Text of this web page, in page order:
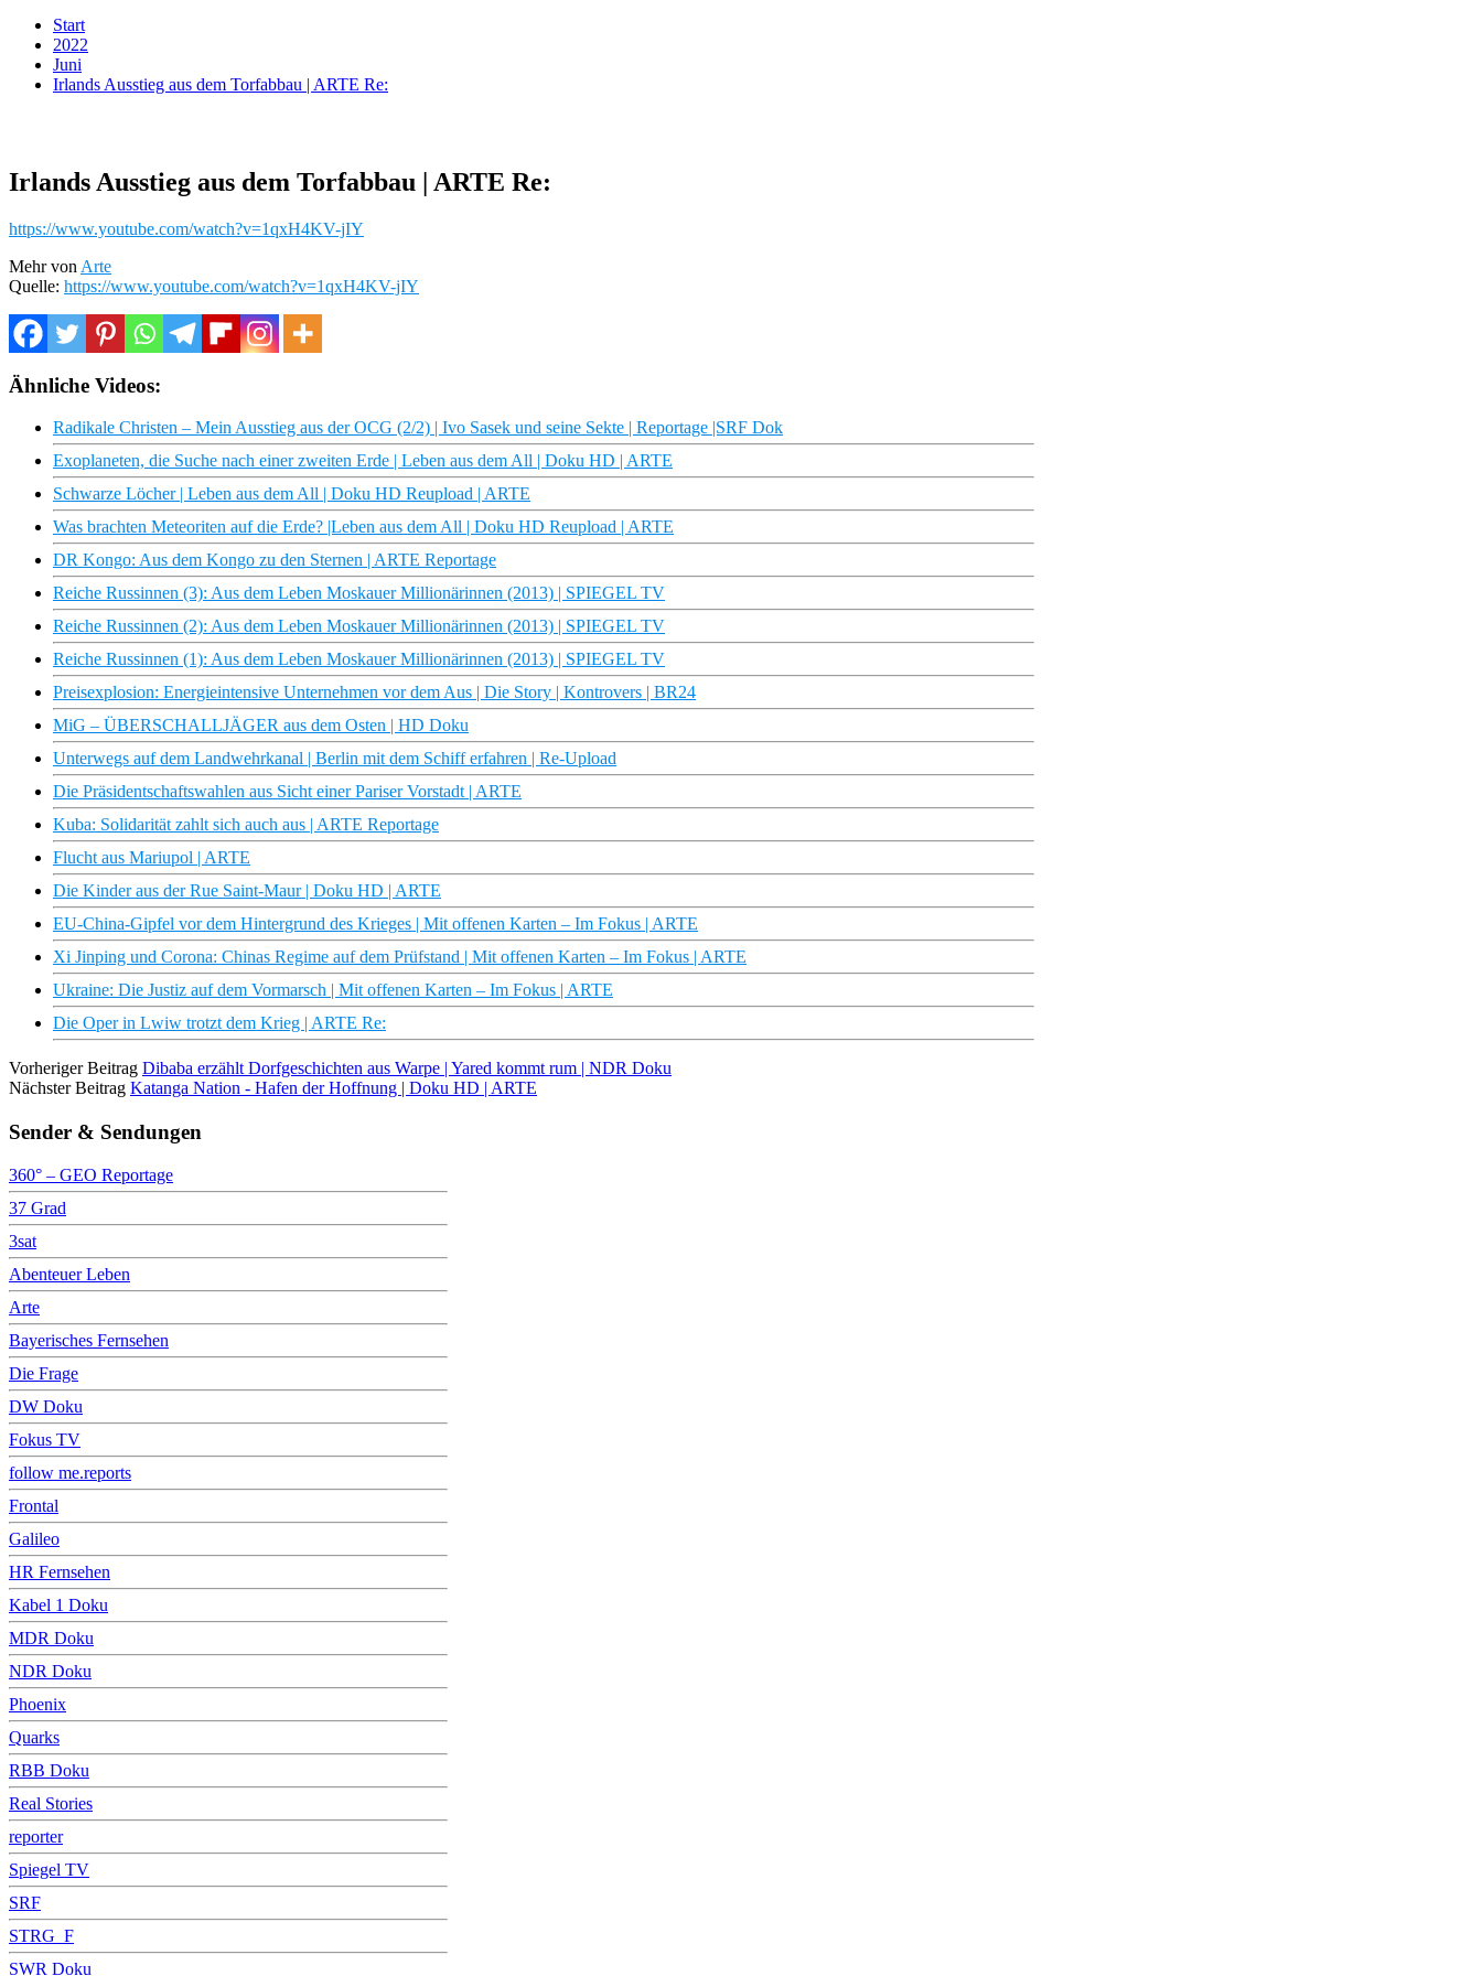
Start
2022
Juni
Irlands Ausstieg aus dem Torfabbau | ARTE Re:
Irlands Ausstieg aus dem Torfabbau | ARTE Re:
https://www.youtube.com/watch?v=1qxH4KV-jIY
Mehr von Arte
Quelle: https://www.youtube.com/watch?v=1qxH4KV-jIY
Ähnliche Videos:
Radikale Christen – Mein Ausstieg aus der OCG (2/2) | Ivo Sasek und seine Sekte | Reportage |SRF Dok
Exoplaneten, die Suche nach einer zweiten Erde | Leben aus dem All | Doku HD | ARTE
Schwarze Löcher | Leben aus dem All | Doku HD Reupload | ARTE
Was brachten Meteoriten auf die Erde? |Leben aus dem All | Doku HD Reupload | ARTE
DR Kongo: Aus dem Kongo zu den Sternen | ARTE Reportage
Reiche Russinnen (3): Aus dem Leben Moskauer Millionärinnen (2013) | SPIEGEL TV
Reiche Russinnen (2): Aus dem Leben Moskauer Millionärinnen (2013) | SPIEGEL TV
Reiche Russinnen (1): Aus dem Leben Moskauer Millionärinnen (2013) | SPIEGEL TV
Preisexplosion: Energieintensive Unternehmen vor dem Aus | Die Story | Kontrovers | BR24
MiG – ÜBERSCHALLJÄGER aus dem Osten | HD Doku
Unterwegs auf dem Landwehrkanal | Berlin mit dem Schiff erfahren | Re-Upload
Die Präsidentschaftswahlen aus Sicht einer Pariser Vorstadt | ARTE
Kuba: Solidarität zahlt sich auch aus | ARTE Reportage
Flucht aus Mariupol | ARTE
Die Kinder aus der Rue Saint-Maur | Doku HD | ARTE
EU-China-Gipfel vor dem Hintergrund des Krieges | Mit offenen Karten – Im Fokus | ARTE
Xi Jinping und Corona: Chinas Regime auf dem Prüfstand | Mit offenen Karten – Im Fokus | ARTE
Ukraine: Die Justiz auf dem Vormarsch | Mit offenen Karten – Im Fokus | ARTE
Die Oper in Lwiw trotzt dem Krieg | ARTE Re:
Vorheriger Beitrag Dibaba erzählt Dorfgeschichten aus Warpe | Yared kommt rum | NDR Doku
Nächster Beitrag Katanga Nation - Hafen der Hoffnung | Doku HD | ARTE
Sender & Sendungen
360° – GEO Reportage
37 Grad
3sat
Abenteuer Leben
Arte
Bayerisches Fernsehen
Die Frage
DW Doku
Fokus TV
follow me.reports
Frontal
Galileo
HR Fernsehen
Kabel 1 Doku
MDR Doku
NDR Doku
Phoenix
Quarks
RBB Doku
Real Stories
reporter
Spiegel TV
SRF
STRG_F
SWR Doku